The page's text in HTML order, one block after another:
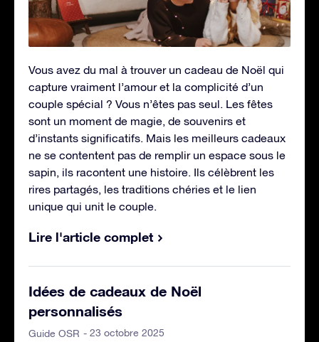
Vous avez du mal à trouver un cadeau de Noël qui
capture vraiment l’amour et la complicité d’un
couple spécial ? Vous n’êtes pas seul. Les fêtes
sont un moment de magie, de souvenirs et
d’instants significatifs. Mais les meilleurs cadeaux
ne se contentent pas de remplir un espace sous le
sapin, ils racontent une histoire. Ils célèbrent les
rires partagés, les traditions chéries et le lien
unique qui unit le couple.
Lire l'article complet
Idées de cadeaux de Noël
personnalisés
Guide OSR - 23 octobre 2025